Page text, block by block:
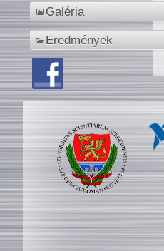
Galéria
Eredmények